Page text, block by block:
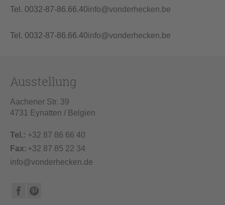
Tel. 0032-87-86.66.40info@vonderhecken.be
Tel. 0032-87-86.66.40info@vonderhecken.be
Ausstellung
Aachener Str. 39
4731 Eynatten / Belgien
Tel.: +32 87 86 66 40
Fax: +32 87 85 22 34
info@vonderhecken.de